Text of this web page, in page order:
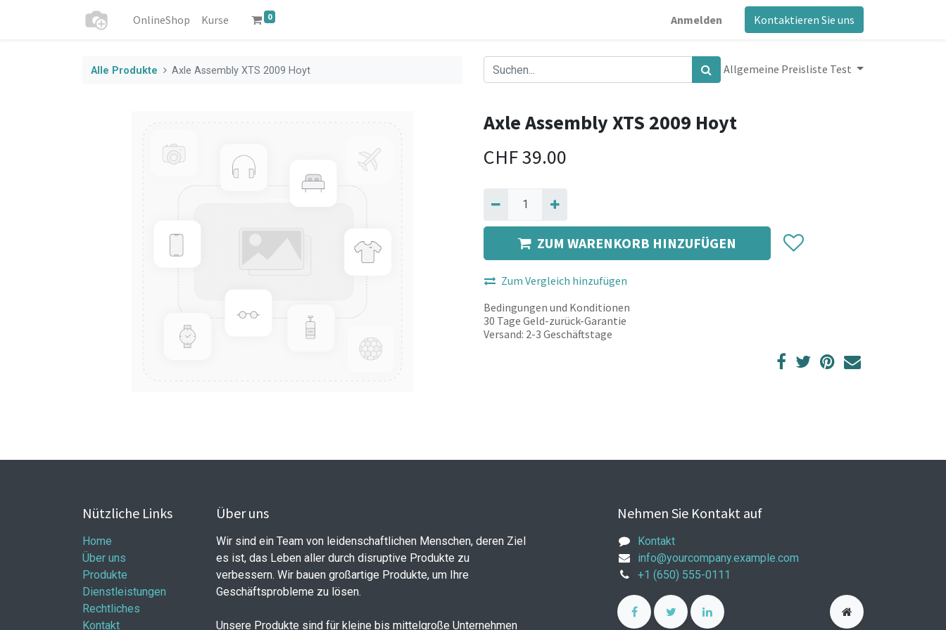
OnlineShop Kurse 0 Anmelden Kontaktieren Sie uns
Alle Produkte Axle Assembly XTS 2009 Hoyt Allgemeine Preisliste Test
Axle Assembly XTS 2009 Hoyt
CHF39.00
ZUM WARENKORB HINZUFÜGEN
Zum Vergleich hinzufügen
Bedingungen und Konditionen
30 Tage Geld-zurück-Garantie
Versand: 2-3 Geschäftstage
Nützliche Links
Home
Über uns
Produkte
Dienstleistungen
Rechtliches
Kontakt
Über uns
Wir sind ein Team von leidenschaftlichen Menschen, deren Ziel
es ist, das Leben aller durch disruptive Produkte zu
verbessern. Wir bauen großartige Produkte, um Ihre
Geschäftsprobleme zu lösen.
Unsere Produkte sind für kleine bis mittelgroße Unternehmen
Nehmen Sie Kontakt auf
Kontakt
info@yourcompany.example.com
+1 (650) 555-0111